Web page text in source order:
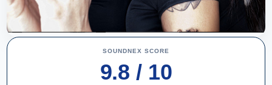
SOUNDNEX SCORE
9.8 / 10